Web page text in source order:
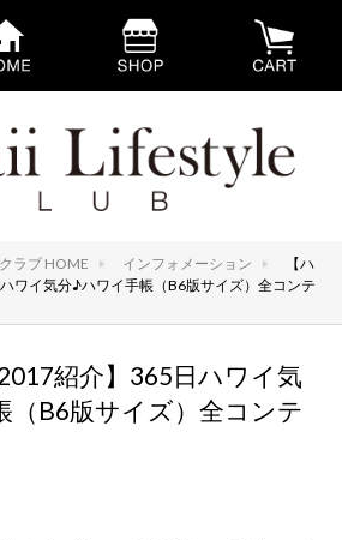
ラブ HOME インフォメーション
【ハ
ワイ気分♪ハワイ手帳（B6版サイズ）全コンテ
紹介】365日ハワイ気
（B6版サイズ）全コンテ